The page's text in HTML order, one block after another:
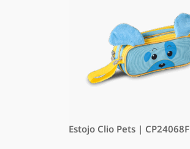
Estojo Clio Pets | CP24068F